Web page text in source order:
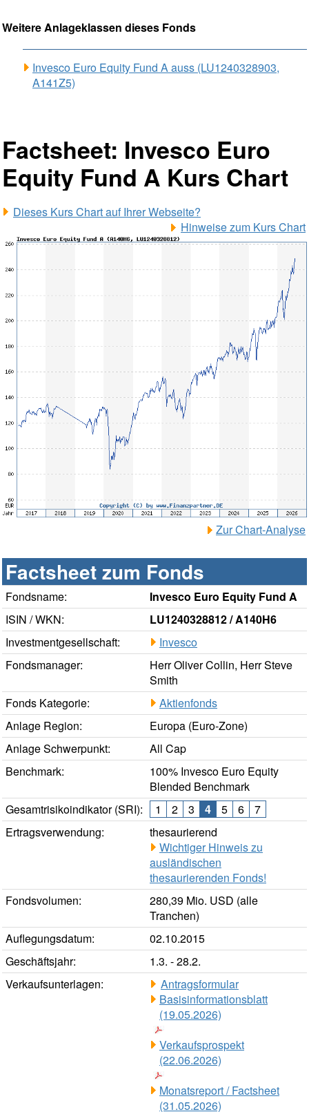
Weitere Anlageklassen dieses Fonds
Invesco Euro Equity Fund A auss (LU1240328903,
A141Z5)
Factsheet: Invesco Euro
Equity Fund A Kurs Chart
Dieses Kurs Chart auf Ihrer Webseite?
Hinweise zum Kurs Chart
Zur Chart-Analyse
Factsheet zum Fonds
Fondsname:
Invesco Euro Equity Fund A
ISIN / WKN:
LU1240328812 / A140H6
Investmentgesellschaft:
Invesco
Fondsmanager:
Herr Oliver Collin, Herr Steve
Smith
Fonds Kategorie:
Aktienfonds
Anlage Region:
Europa (Euro-Zone)
Anlage Schwerpunkt:
All Cap
Benchmark:
100% Invesco Euro Equity
Blended Benchmark
Gesamtrisikoindikator (SRI):
1 2 3 4 5 6
7
Ertragsverwendung:
thesaurierend
Wichtiger Hinweis zu
ausländischen
thesaurierenden Fonds!
Fondsvolumen:
280,39 Mio. USD (alle
Tranchen)
Auflegungsdatum:
02.10.2015
Geschäftsjahr:
1.3. - 28.2.
Verkaufsunterlagen:
Antragsformular
Basisinformationsblatt
(19.05.2026)
Verkaufsprospekt
(22.06.2026)
Monatsreport / Factsheet
(31.05.2026)